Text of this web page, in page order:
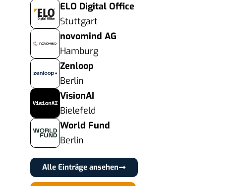
ELO Digital Office
Stuttgart
novomind AG
Hamburg
Zenloop
Berlin
VisionAI
Bielefeld
World Fund
Berlin
Alle Einträge ansehen